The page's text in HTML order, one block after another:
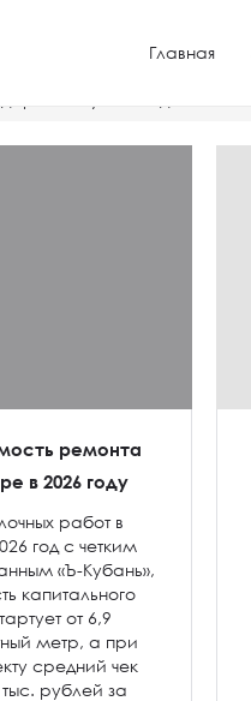
Главная
ремонта
в 2026 году
работ в
год с четким
«Ъ-Кубань»,
капитального
от 6,9
метр, а при
средний чек
рублей за